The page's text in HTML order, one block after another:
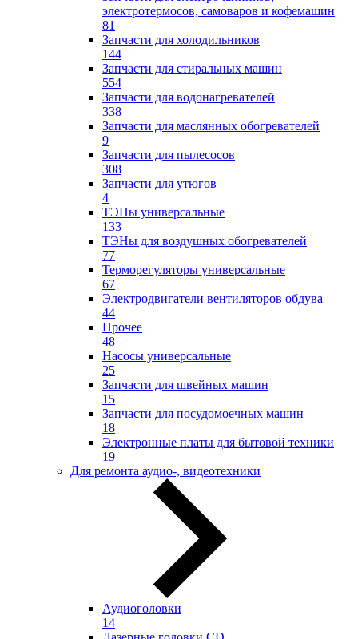
электротермосов, самоваров и кофемашин
81
Запчасти для холодильников
144
Запчасти для стиральных машин
554
Запчасти для водонагревателей
338
Запчасти для маслянных обогревателей
9
Запчасти для пылесосов
308
Запчасти для утюгов
4
ТЭНы универсальные
133
ТЭНы для воздушных обогревателей
77
Терморегуляторы универсальные
67
Электродвигатели вентиляторов обдува
44
Прочее
48
Насосы универсальные
25
Запчасти для швейных машин
15
Запчасти для посудомоечных машин
18
Электронные платы для бытовой техники
19
Для ремонта аудио-, видеотехники
Аудиоголовки
14